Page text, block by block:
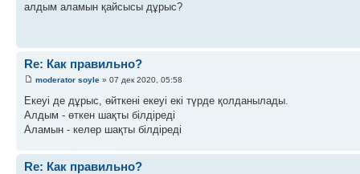
алдым аламын қайсысы дұрыс?
Re: Как правильно?
moderator soyle » 07 дек 2020, 05:58
Екеуі де дұрыс, өйткені екеуі екі түрде қолданылады.
Алдым - өткен шақты білдіреді
Аламын - келер шақты білдіреді
Re: Как правильно?